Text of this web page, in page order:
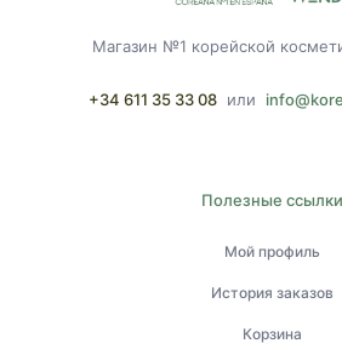
Магазин №1 корейской
+34 611 35 33 08 или
Полезные ссылки
Мой профиль
История заказов
Корзина